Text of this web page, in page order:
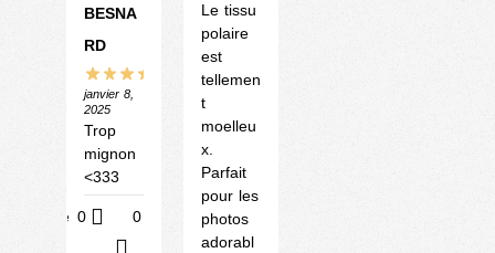
BESNA
RD
janvier 8,
2025
Trop
mignon
<333
Utile 0 0
Le tissu
polaire
est
tellemen
t
moelleu
x.
Parfait
pour les
photos
adorabl